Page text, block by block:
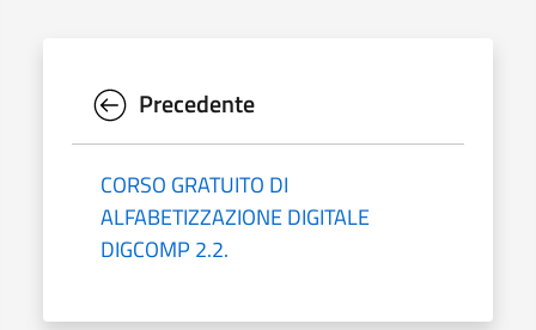
Precedente
CORSO GRATUITO DI
ALFABETIZZAZIONE DIGITALE
DIGCOMP 2.2.